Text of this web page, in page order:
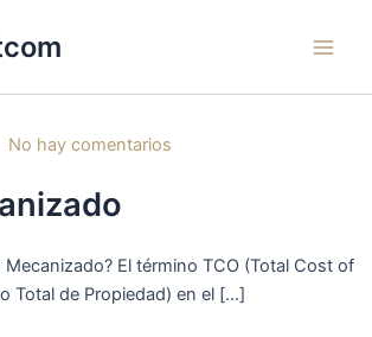
No hay comentarios
Mecanizado? El término TCO (Total Cost of
Total de Propiedad) en el […]